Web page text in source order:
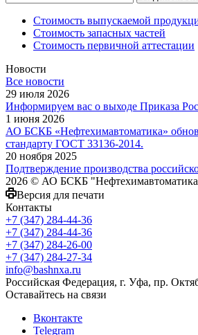
Стоимость выпускаемой
Стоимость запасных частей
Стоимость первичной аттестации
Новости
Все новости
29 июля 2026
Информируем вас о выходе Приказа
1 июня 2026
АО БСКБ «Нефтехимавтоматика»
стандарту ГОСТ 33136-2014.
20 ноября 2025
Подтверждение производства
2026 © АО БСКБ
Версия для печати
Контакты
+7 (347) 284-44-36
+7 (347) 284-44-36
+7 (347) 284-26-00
+7 (347) 284-27-34
info@bashnxa.ru
Российская Федерация, г. Уфа, пр.
Оставайтесь на связи
Вконтакте
Telegram